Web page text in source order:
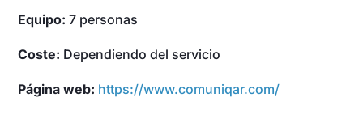
Equipo: 7 personas
Coste: Dependiendo del servicio
Página web: https://www.comuniqar.com/